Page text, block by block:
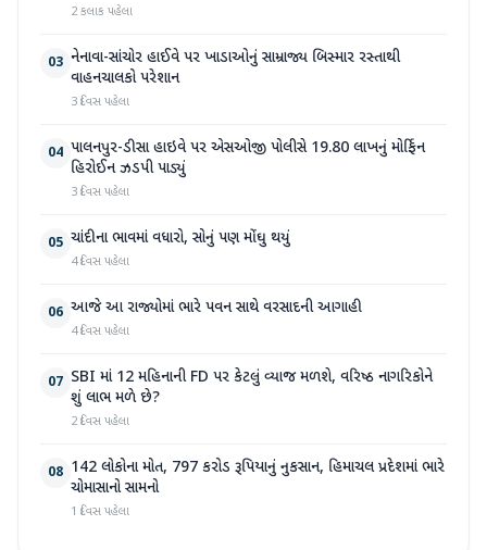
2 કલાક પહેલા
03 નેનાવા-સાંચોર હાઈવે પર ખાડાઓનું સામ્રાજ્ય બિસ્માર રસ્તાથી
વાહનચાલકો પરેશાન
3 દિવસ પહેલા
04 પાલનપુર-ડીસા હાઇવે પર એસઓજી પોલીસે 19.80 લાખનું મોર્ફિન
હિરોઈન ઝડપી પાડ્યું
3 દિવસ પહેલા
05 ચાંદીના ભાવમાં વધારો, સોનું પણ મોંઘુ થયું
4 દિવસ પહેલા
06 આજે આ રાજ્યોમાં ભારે પવન સાથે વરસાદની આગાહી
4 દિવસ પહેલા
07 SBI માં 12 મહિનાની FD પર કેટલું વ્યાજ મળશે, વરિષ્ઠ નાગરિકોને
શું લાભ મળે છે?
2 દિવસ પહેલા
08 142 લોકોના મોત, 797 કરોડ રૂપિયાનું નુકસાન, હિમાચલ પ્રદેશમાં ભારે
ચોમાસાનો સામનો
1 દિવસ પહેલા